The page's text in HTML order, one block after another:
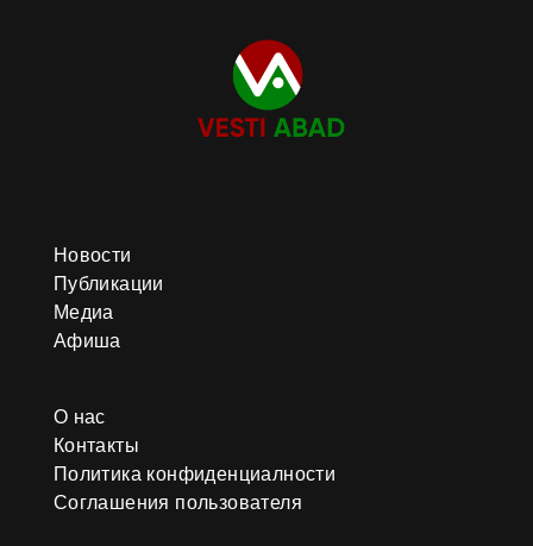
Новости
Публикации
Медиа
Афиша
О нас
Контакты
Политика конфиденциалности
Соглашения пользователя